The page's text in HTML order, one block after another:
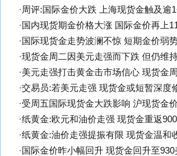
·周评:国际金价大跌 上海现货金触及逾
· 国内现货期金价格大涨 国际金价再上
· 国际现货金走势波澜不惊 短期金价弱
·现货金周二因美元走强而下跌 但仍维
·美元走强打击黄金击市场信心 现货金
·交易员:若美元走强 现货金或短暂深度
·受周五国际现货金大跌影响 沪现货金
·纸黄金:欧元和油价走强 现货金重返
·纸黄金:油价走强提振有限 现货金温和
· 国际金价昨小幅回升 现货金回升至930